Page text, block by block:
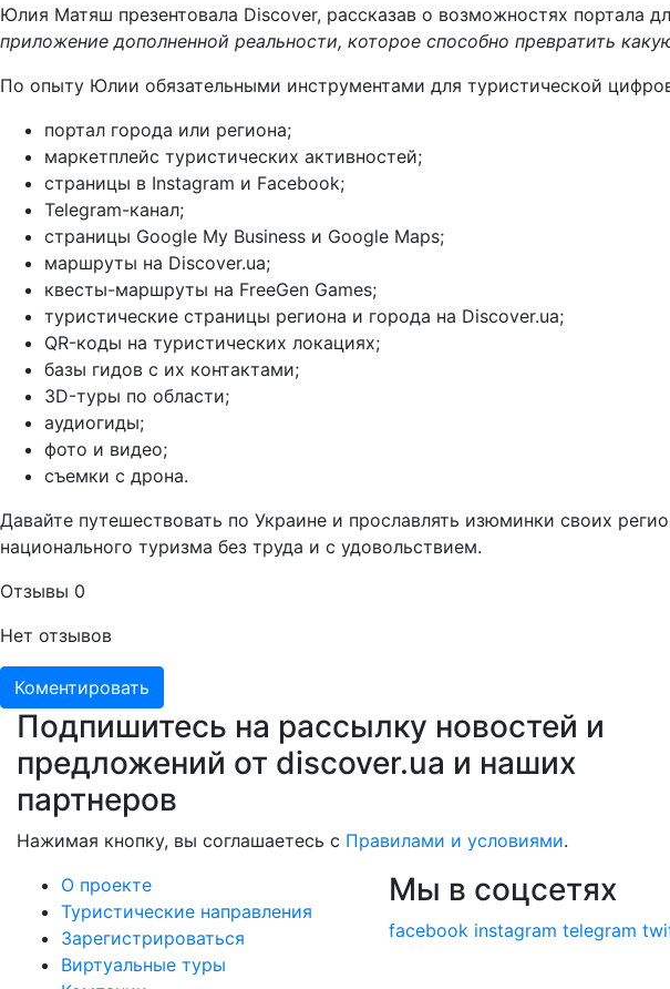
Юлия Матяш презентовала Discover, рассказав о возможностях портала
приложение дополненной реальности, которое способно превратить
По опыту Юлии обязательными инструментами для туристической
портал города или региона;
маркетплейс туристических активностей;
страницы в Instagram и Facebook;
Telegram-канал;
страницы Google My Business и Google Maps;
маршруты на Discover.ua;
квесты-маршруты на FreeGen Games;
туристические страницы региона и города на Discover.ua;
QR-коды на туристических локациях;
базы гидов с их контактами;
3D-туры по области;
аудиогиды;
фото и видео;
съемки с дрона.
Давайте путешествовать по Украине и прославлять изюминки своих
национального туризма без труда и с удовольствием.
Отзывы 0
Нет отзывов
Коментировать
Подпишитесь на рассылку новостей и
предложений от discover.ua и наших
партнеров
Нажимая кнопку, вы соглашаетесь с Правилами и условиями.
О проекте
Туристические направления
Зарегистрироваться
Виртуальные туры
Мы в соцсетях
facebook instagram telegram